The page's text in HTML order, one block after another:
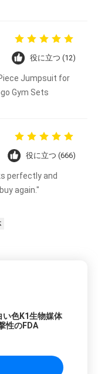
役に立つ (12)
Jumpsuit for
Gym Sets
役に立つ (666)
perfectly and
again."
い色K1生物媒体
性のFDA